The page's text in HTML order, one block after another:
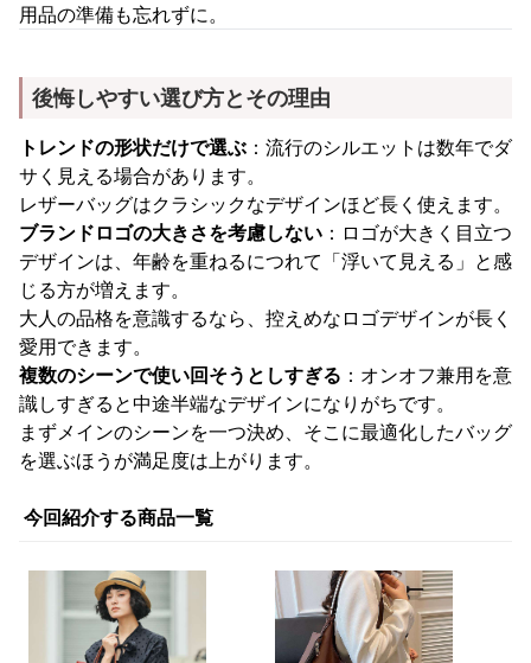
用品の準備も忘れずに。
後悔しやすい選び方とその理由
トレンドの形状だけで選ぶ ：流行のシルエットは数年でダ
サく見える場合があります。
レザーバッグはクラシックなデザインほど長く使えます。
ブランドロゴの大きさを考慮しない ：ロゴが大きく目立つ
デザインは、年齢を重ねるにつれて「浮いて見える」と感
じる方が増えます。
大人の品格を意識するなら、控えめなロゴデザインが長く
愛用できます。
複数のシーンで使い回そうとしすぎる ：オンオフ兼用を意
識しすぎると中途半端なデザインになりがちです。
まずメインのシーンを一つ決め、そこに最適化したバッグ
を選ぶほうが満足度は上がります。
今回紹介する商品一覧